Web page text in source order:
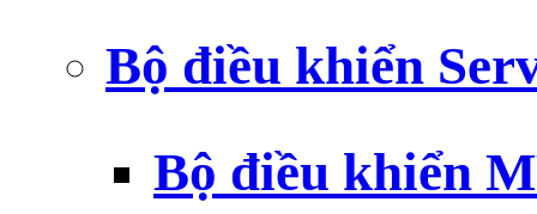
Bộ điều khiển
Bộ điều khiển